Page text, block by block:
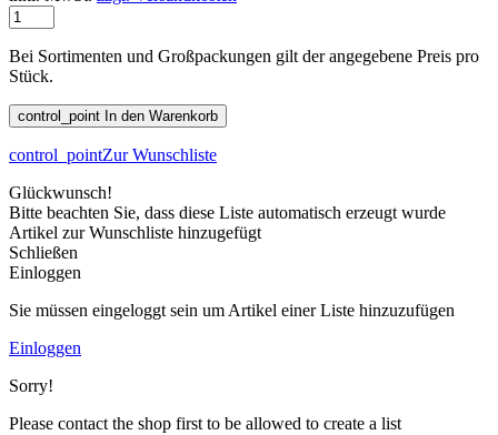
Bei Sortimenten und Großpackungen gilt der angegebene Preis pro
Stück.
control_point In den Warenkorb
control_pointZur Wunschliste
Glückwunsch!
Bitte beachten Sie, dass diese Liste automatisch erzeugt wurde
Artikel zur Wunschliste hinzugefügt
Schließen
Einloggen
Sie müssen eingeloggt sein um Artikel einer Liste hinzuzufügen
Einloggen
Sorry!
Please contact the shop first to be allowed to create a list